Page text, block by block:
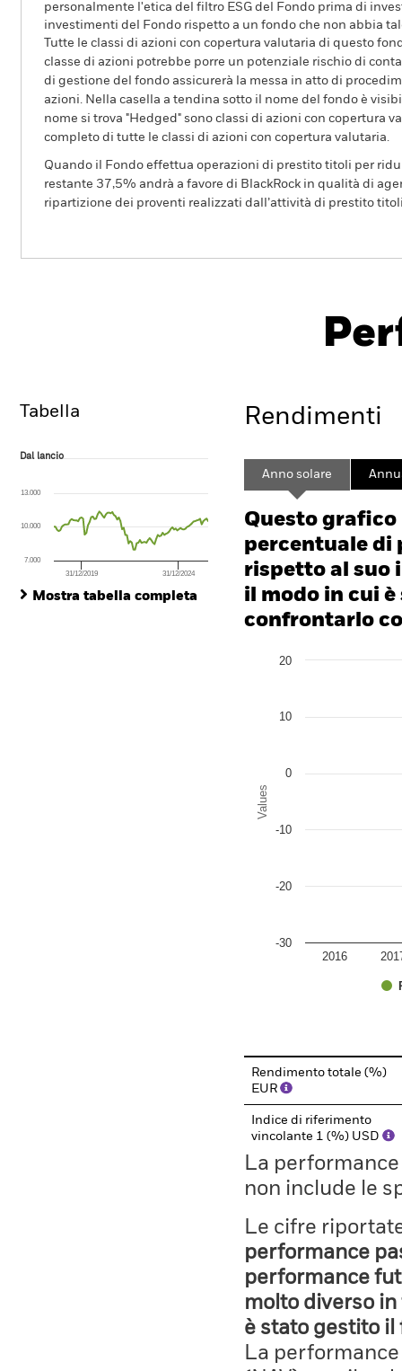
personalmente l'etica del filtro ESG del Fondo prima di
investimenti del Fondo rispetto a un fondo che non abbia
Tutte le classi di azioni con copertura valutaria di questo
classe di azioni potrebbe porre un potenziale rischio di
di gestione del fondo assicurerà la messa in atto di
azioni. Nella casella a tendina sotto il nome del fondo è
nome si trova "Hedged" sono classi di azioni con copertura
completo di tutte le classi di azioni con copertura valutaria.
Quando il Fondo effettua operazioni di prestito titoli per
restante 37,5% andrà a favore di BlackRock in qualità di
ripartizione dei proventi realizzati dall’attività di prestito
Tabella
Dal lancio
The chart has 1 Y axis displaying values. Range: -30 to 60.
Dal lancio
31/12/2019 31/12/2024
7.000
10.000
13.000
Mostra tabella completa
Rendimenti
Anno solare
Questo
percentuale di
rispetto al suo
il modo in cui
confrontarlo
Bar chart with 2 data
Values
2016
-30
-20
-10
0
10
20
Rendimento totale (%)
EUR
Indice di riferimento
vincolante 1 (%) USD
La
non include le
Le cifre
performance
performance
molto diverso
è stato gestito il
La